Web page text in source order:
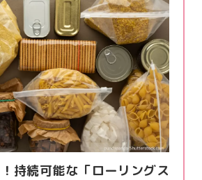
持続可能な「ローリングス